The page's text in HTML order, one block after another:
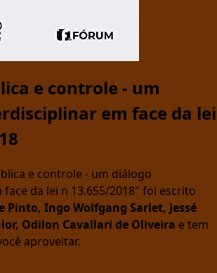
e controle - um
em face da lei
e controle - um diálogo
da lei n 13.655/2018" foi escrito
Pinto, Ingo Wolfgang Sarlet, Jessé
Odilon Cavallari de Oliveira e tem
aproveitar.